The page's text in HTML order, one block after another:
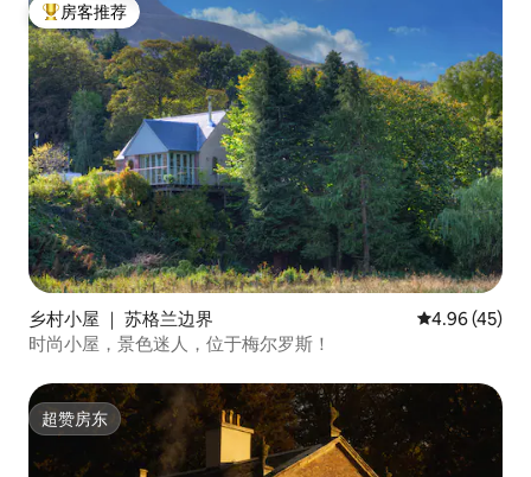
热门「房客推荐」
房客推荐
乡村小屋 ｜ 苏格兰边界 平均评分
4.96 (45)
时尚小屋，景色迷人，位于梅尔罗斯！
超赞房东
超赞房东